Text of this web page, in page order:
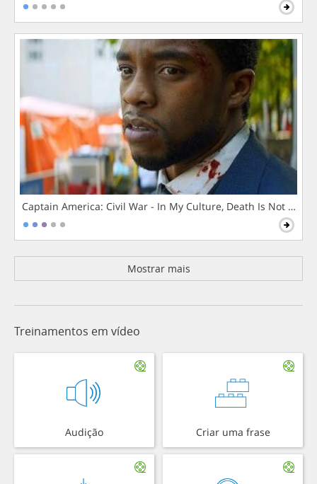
Captain America: Civil War - In My Culture, Death Is Not The
Mostrar mais
Treinamentos em vídeo
Audição Criar uma frase